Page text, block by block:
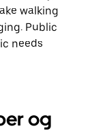
walking
Public
needs
og